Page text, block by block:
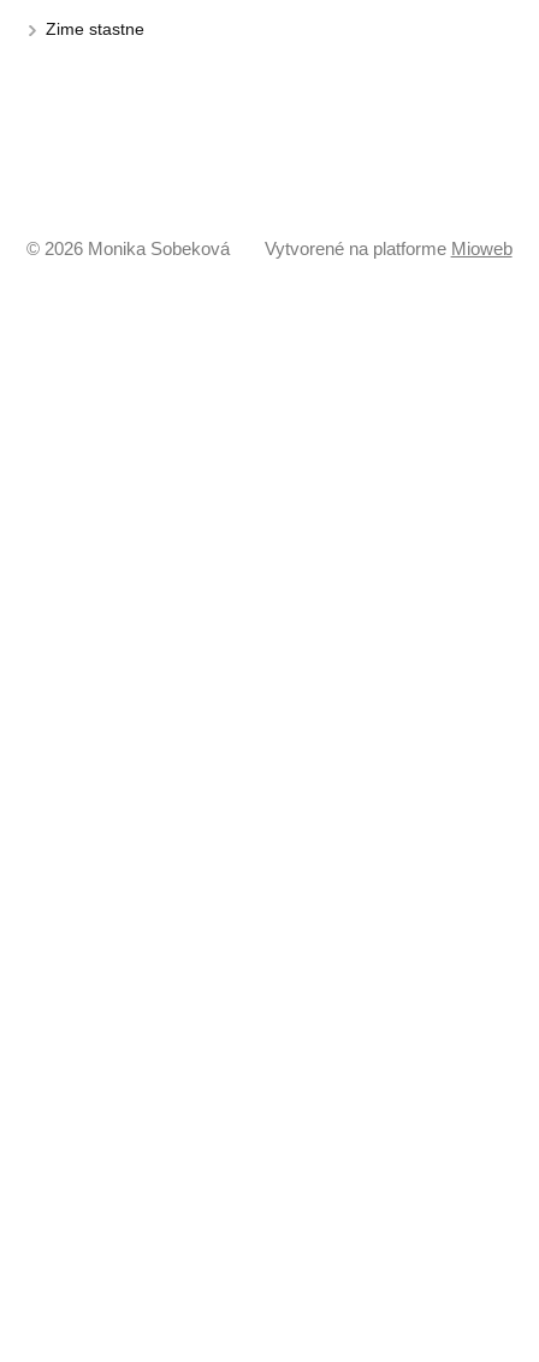
Zime stastne
© 2026 Monika Sobeková Vytvorené na platforme Mioweb